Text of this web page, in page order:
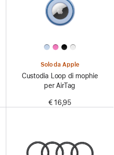
Solo da Apple
Custodia Loop di mophie
per AirTag
€ 16,95